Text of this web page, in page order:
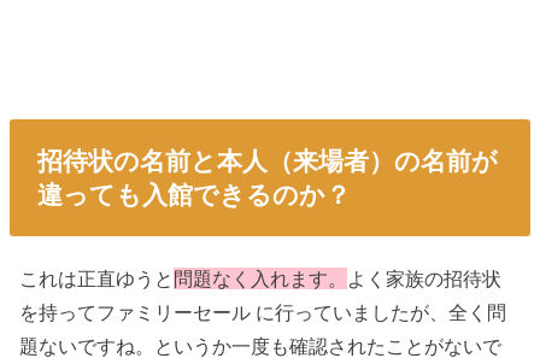
招待状の名前と本人（来場者）の名前が
違っても入館できるのか？
これは正直ゆうと 問題なく入れます。 よく家族の招待状
を持ってファミリーセール に行っていましたが、全く問
題ないですね。というか一度も確認されたことがないで